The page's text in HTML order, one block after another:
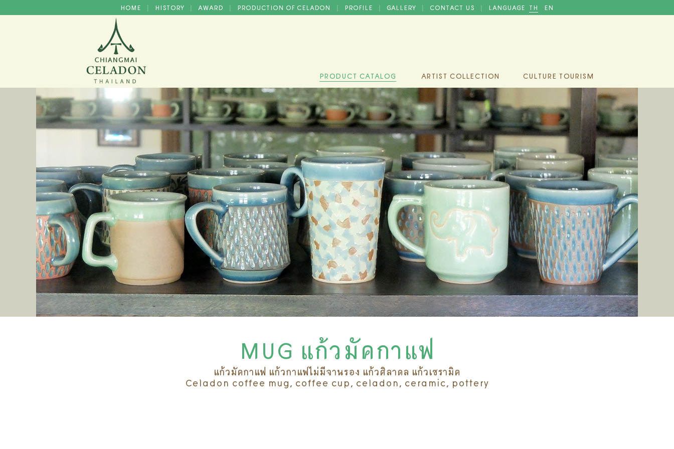
HOME | HISTORY | AWARD | PRODUCTION OF CELADON | PROFILE | GALLERY | CONTACT US | LANGUAGE TH EN
PRODUCT CATALOG ARTIST COLLECTION CULTURE TOURISM
MUG แก้วมัคกาแฟ
แก้วมัคกาแฟ แก้วกาแฟไม่มีจานรอง แก้วศิลาดล แก้วเซรามิค
Celadon coffee mug, coffee cup, celadon, ceramic, pottery